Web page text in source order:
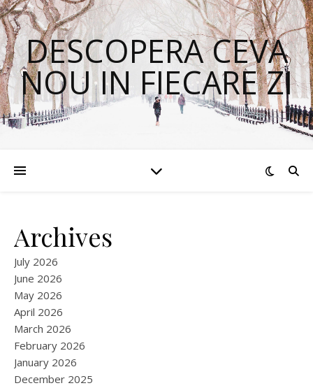
DESCOPERA CEVA
NOU IN FIECARE ZI
Archives
July 2026
June 2026
May 2026
April 2026
March 2026
February 2026
January 2026
December 2025